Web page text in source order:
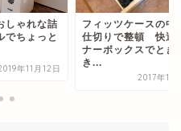
フィッツケースの中身を
仕切りで整頓 快適イン
ナーボックスでときめ
き...
剪定し
い道・
でリラ